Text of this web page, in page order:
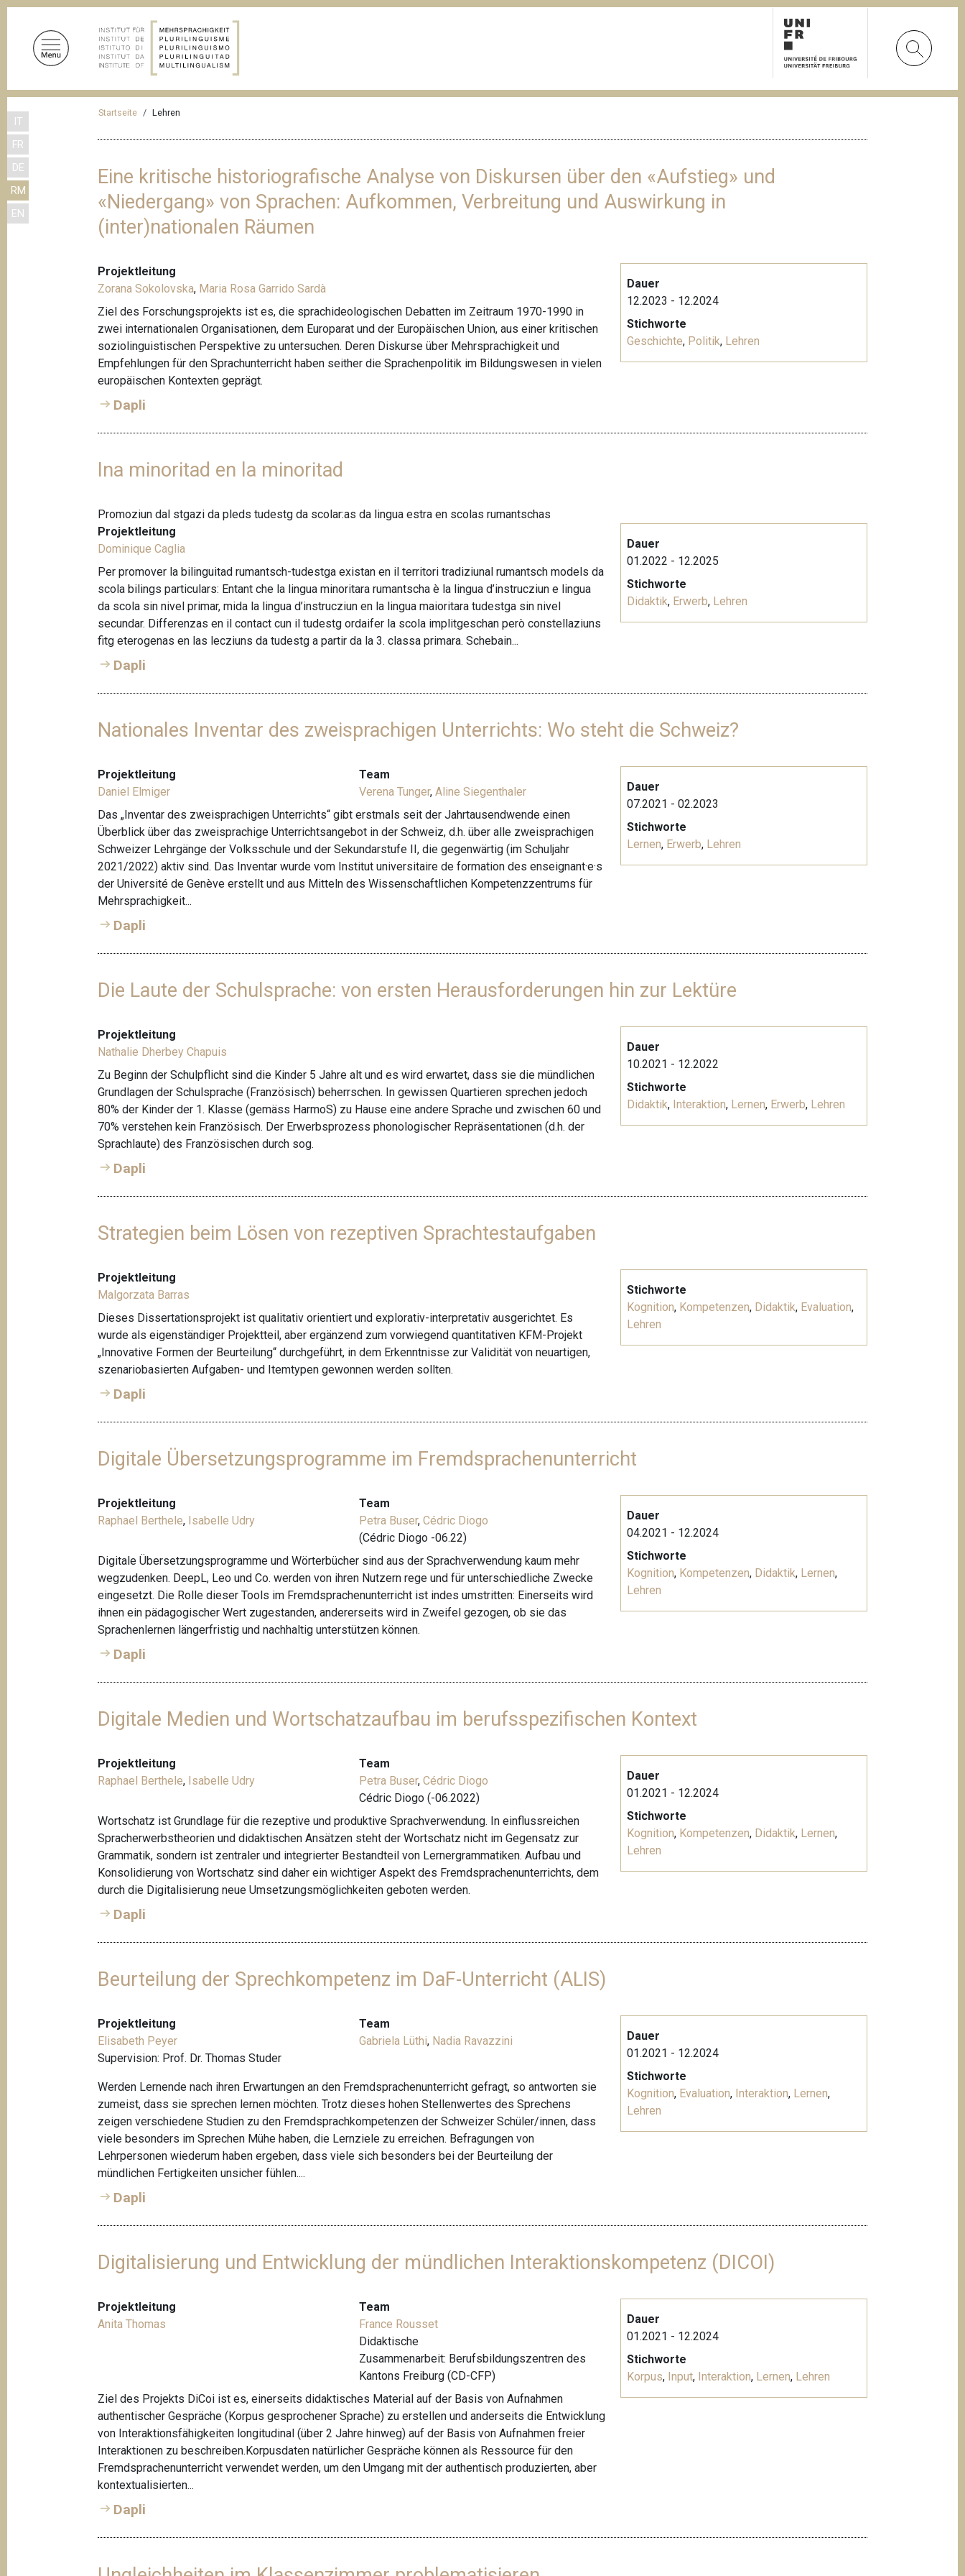
D
IT
FR
DE
RM
EN
Startseite Lehren
Eine kritische historiografische Analyse von Diskursen über den «Aufstieg» und
«Niedergang» von Sprachen: Aufkommen, Verbreitung und Auswirkung in
(inter)nationalen Räumen
Projektleitung
Zorana Sokolovska, Maria Rosa Garrido Sardà
Ziel des Forschungsprojekts ist es, die sprachideologischen Debatten im Zeitraum 1970-1990 in
zwei internationalen Organisationen, dem Europarat und der Europäischen Union, aus einer kritischen
soziolinguistischen Perspektive zu untersuchen. Deren Diskurse über Mehrsprachigkeit und
Empfehlungen für den Sprachunterricht haben seither die Sprachenpolitik im Bildungswesen in vielen
europäischen Kontexten geprägt.
Dapli
Dauer
12.2023 - 12.2024
Stichworte
Geschichte, Politik, Lehren
Ina minoritad en la minoritad
Promoziun dal stgazi da pleds tudestg da scolar:as da lingua estra en scolas rumantschas
Projektleitung
Dominique Caglia
Per promover la bilinguitad rumantsch-tudestga existan en il territori tradiziunal rumantsch models da
scola bilings particulars: Entant che la lingua minoritara rumantscha è la lingua d’instrucziun e lingua
da scola sin nivel primar, mida la lingua d’instrucziun en la lingua maioritara tudestga sin nivel
secundar. Differenzas en il contact cun il tudestg ordaifer la scola implitgeschan però constellaziuns
fitg eterogenas en las lecziuns da tudestg a partir da la 3. classa primara. Schebain...
Dapli
Dauer
01.2022 - 12.2025
Stichworte
Didaktik, Erwerb, Lehren
Nationales Inventar des zweisprachigen Unterrichts: Wo steht die Schweiz?
Projektleitung
Daniel Elmiger
Team
Verena Tunger,Aline Siegenthaler
Das „Inventar des zweisprachigen Unterrichts“ gibt erstmals seit der Jahrtausendwende einen
Überblick über das zweisprachige Unterrichtsangebot in der Schweiz, d.h. über alle zweisprachigen
Schweizer Lehrgänge der Volksschule und der Sekundarstufe II, die gegenwärtig (im Schuljahr
2021/2022) aktiv sind. Das Inventar wurde vom Institut universitaire de formation des enseignant·e·s
der Université de Genève erstellt und aus Mitteln des Wissenschaftlichen Kompetenzzentrums für
Mehrsprachigkeit...
Dapli
Dauer
07.2021 - 02.2023
Stichworte
Lernen, Erwerb, Lehren
Die Laute der Schulsprache: von ersten Herausforderungen hin zur Lektüre
Projektleitung
Nathalie Dherbey Chapuis
Zu Beginn der Schulpflicht sind die Kinder 5 Jahre alt und es wird erwartet, dass sie die mündlichen
Grundlagen der Schulsprache (Französisch) beherrschen. In gewissen Quartieren sprechen jedoch
80% der Kinder der 1. Klasse (gemäss HarmoS) zu Hause eine andere Sprache und zwischen 60 und
70% verstehen kein Französisch. Der Erwerbsprozess phonologischer Repräsentationen (d.h. der
Sprachlaute) des Französischen durch sog.
Dapli
Dauer
10.2021 - 12.2022
Stichworte
Didaktik, Interaktion, Lernen, Erwerb, Lehren
Strategien beim Lösen von rezeptiven Sprachtestaufgaben
Projektleitung
Malgorzata Barras
Dieses Dissertationsprojekt ist qualitativ orientiert und explorativ-interpretativ ausgerichtet. Es
wurde als eigenständiger Projektteil, aber ergänzend zum vorwiegend quantitativen KFM-Projekt
„Innovative Formen der Beurteilung“ durchgeführt, in dem Erkenntnisse zur Validität von neuartigen,
szenariobasierten Aufgaben- und Itemtypen gewonnen werden sollten.
Dapli
Stichworte
Kognition, Kompetenzen, Didaktik, Evaluation,
Lehren
Digitale Übersetzungsprogramme im Fremdsprachenunterricht
Projektleitung
Raphael Berthele, Isabelle Udry
Team
Petra Buser,Cédric Diogo
(Cédric Diogo -06.22)
Digitale Übersetzungsprogramme und Wörterbücher sind aus der Sprachverwendung kaum mehr
wegzudenken. DeepL, Leo und Co. werden von ihren Nutzern rege und für unterschiedliche Zwecke
eingesetzt. Die Rolle dieser Tools im Fremdsprachenunterricht ist indes umstritten: Einerseits wird
ihnen ein pädagogischer Wert zugestanden, andererseits wird in Zweifel gezogen, ob sie das
Sprachenlernen längerfristig und nachhaltig unterstützen können.
Dapli
Dauer
04.2021 - 12.2024
Stichworte
Kognition, Kompetenzen, Didaktik, Lernen,
Lehren
Digitale Medien und Wortschatzaufbau im berufsspezifischen Kontext
Projektleitung
Raphael Berthele, Isabelle Udry
Team
Petra Buser,Cédric Diogo
Cédric Diogo (-06.2022)
Wortschatz ist Grundlage für die rezeptive und produktive Sprachverwendung. In einflussreichen
Spracherwerbstheorien und didaktischen Ansätzen steht der Wortschatz nicht im Gegensatz zur
Grammatik, sondern ist zentraler und integrierter Bestandteil von Lernergrammatiken. Aufbau und
Konsolidierung von Wortschatz sind daher ein wichtiger Aspekt des Fremdsprachenunterrichts, dem
durch die Digitalisierung neue Umsetzungsmöglichkeiten geboten werden.
Dapli
Dauer
01.2021 - 12.2024
Stichworte
Kognition, Kompetenzen, Didaktik, Lernen,
Lehren
Beurteilung der Sprechkompetenz im DaF-Unterricht (ALIS)
Projektleitung
Elisabeth Peyer
Supervision: Prof. Dr. Thomas Studer
Team
Gabriela Lüthi, Nadia Ravazzini
Werden Lernende nach ihren Erwartungen an den Fremdsprachenunterricht gefragt, so antworten sie
zumeist, dass sie sprechen lernen möchten. Trotz dieses hohen Stellenwertes des Sprechens
zeigen verschiedene Studien zu den Fremdsprachkompetenzen der Schweizer Schüler/innen, dass
viele besonders im Sprechen Mühe haben, die Lernziele zu erreichen. Befragungen von
Lehrpersonen wiederum haben ergeben, dass viele sich besonders bei der Beurteilung der
mündlichen Fertigkeiten unsicher fühlen....
Dapli
Dauer
01.2021 - 12.2024
Stichworte
Kognition, Evaluation, Interaktion, Lernen,
Lehren
Digitalisierung und Entwicklung der mündlichen Interaktionskompetenz (DICOI)
Projektleitung
Anita Thomas
Team
France Rousset
Didaktische
Zusammenarbeit: Berufsbildungszentren des
Kantons Freiburg (CD-CFP)
Ziel des Projekts DiCoi ist es, einerseits didaktisches Material auf der Basis von Aufnahmen
authentischer Gespräche (Korpus gesprochener Sprache) zu erstellen und anderseits die Entwicklung
von Interaktionsfähigkeiten longitudinal (über 2 Jahre hinweg) auf der Basis von Aufnahmen freier
Interaktionen zu beschreiben.Korpusdaten natürlicher Gespräche können als Ressource für den
Fremdsprachenunterricht verwendet werden, um den Umgang mit der authentisch produzierten, aber
kontextualisierten...
Dapli
Dauer
01.2021 - 12.2024
Stichworte
Korpus, Input, Interaktion, Lernen, Lehren